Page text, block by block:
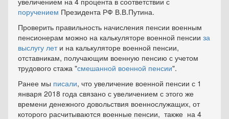
поручением Президента РФ В.В.Путина.
Проверить правильность начисления пенсии военным
пенсионерам можно на калькуляторе военной пенсии за
выслугу лети на калькуляторе военной пенсии,
отставникам, получающим военную пенсию с учетом
трудового стажа "смешанной военной пенсии".
Ранее мы писали, что увеличение военной пенсии с 1
января 2018 года связано с увеличением с этого же
времени денежного довольствия военнослужащих, от
которого расчитываются военные пенсии, также на 4